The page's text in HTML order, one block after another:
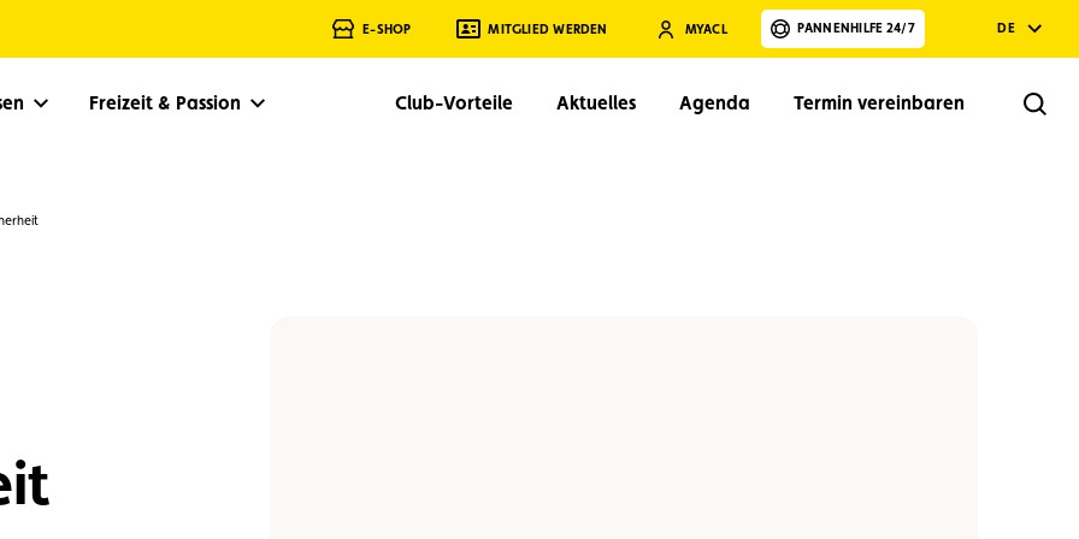
E-SHOP MITGLIED WERDEN MYACL PANNENHILFE 24/7 DE
Freizeit & Passion Club-Vorteile Aktuelles Agenda Termin vereinbaren